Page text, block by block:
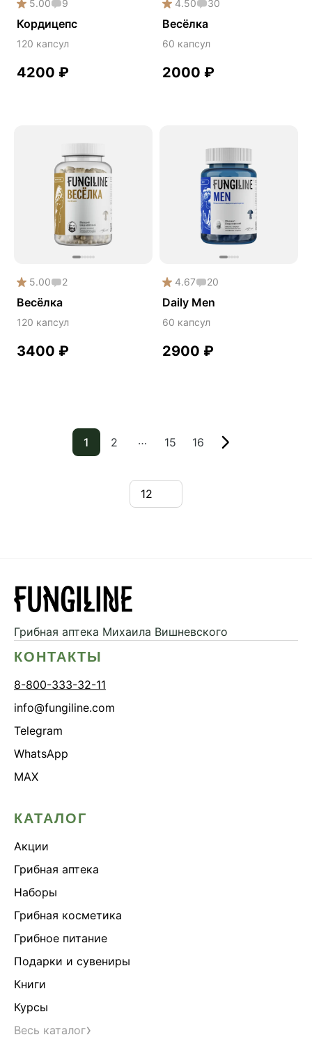
Снижение веса
Улучшение настроения
Чага
Чистая кожа
Шлемник байкальский
Энергия и выносливость
5.00 9
Кордицепс
120 капсул
4200 ₽
4.50 30
Весёлка
60 капсул
2000 ₽
5.00 2
Весёлка
120 капсул
3400 ₽
4.67 20
Daily Men
60 капсул
2900 ₽
1 2 … 15 16
Грибная аптека Михаила Вишневского
КОНТАКТЫ
8-800-333-32-11
info@fungiline.com
Telegram
WhatsApp
MAX
КАТАЛОГ
Акции
Грибная аптека
Наборы
Грибная косметика
Грибное питание
Подарки и сувениры
Книги
Курсы
Весь каталог›